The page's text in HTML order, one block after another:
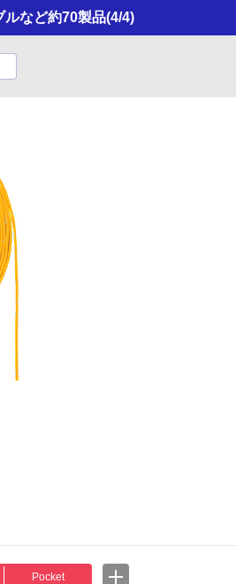
など約70製品(4/4)
Pocket